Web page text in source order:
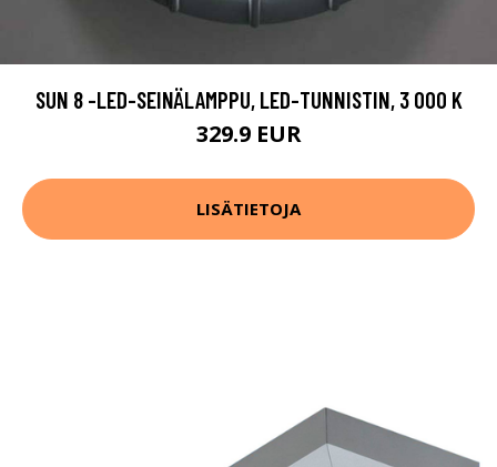
SUN 8 -LED-SEINÄLAMPPU, LED-TUNNISTIN, 3 000 K
329.9 EUR
LISÄTIETOJA